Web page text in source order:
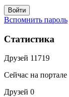
Вспомнить пароль
Статистика
Друзей 11719
Сейчас на портале
Друзей 0